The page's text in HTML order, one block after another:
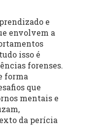
e
envolvem a
isso é
forenses.
forma
que
mentais e
da perícia